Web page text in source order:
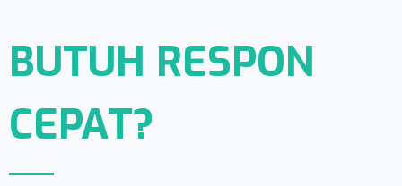
BUTUH RESPON
CEPAT?